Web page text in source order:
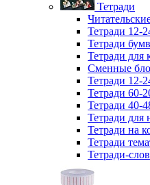
Тетради
Тетради 12-
Тетради
Тетради для
Сменные
Тетради 12-
Тетради 60-
Тетради 40-
Тетради для
Тетради на
Тетради
Тетради-